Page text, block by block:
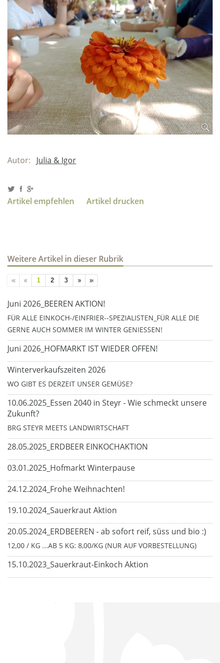
Autor: Julia & Igor
Artikel empfehlen Artikel drucken
Weitere Artikel in dieser Rubrik
1 2 3
Juni 2026_BEEREN AKTION!
FÜR ALLE EINKOCH-/EINFRIER--SPEZIALISTEN_FÜR ALLE DIE
GERNE AUCH SOMMER IM WINTER GENIESSEN!
Juni 2026_HOFMARKT IST WIEDER OFFEN!
Winterverkaufszeiten 2026
WO GIBT ES DERZEIT UNSER GEMÜSE?
10.06.2025_Essen 2040 in Steyr - Wie schmeckt unsere
Zukunft?
BRG STEYR MEETS LANDWIRTSCHAFT
28.05.2025_ERDBEER EINKOCHAKTION
03.01.2025_Hofmarkt Winterpause
24.12.2024_Frohe Weihnachten!
19.10.2024_Sauerkraut Aktion
20.05.2024_ERDBEEREN - ab sofort reif, süss und bio :)
12,00 / KG ...AB 5 KG: 8,00/KG (NUR AUF VORBESTELLUNG)
15.10.2023_Sauerkraut-Einkoch Aktion